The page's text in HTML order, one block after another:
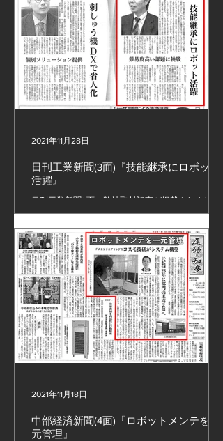
日刊工業新聞(3面)『技能継承にロボット
活躍』
日刊工業新聞3面に弊社取材記事が掲載されまし
た。 #無人化設備 #ロボット設備
2021年11月28日
中部経済新聞(4面)『ロボットメンテを一
元管理』
2021年11月18日